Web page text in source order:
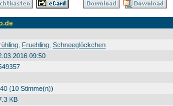
Fruehling Schneeglöckchen
09:50
(10 Stimme(n))
KB